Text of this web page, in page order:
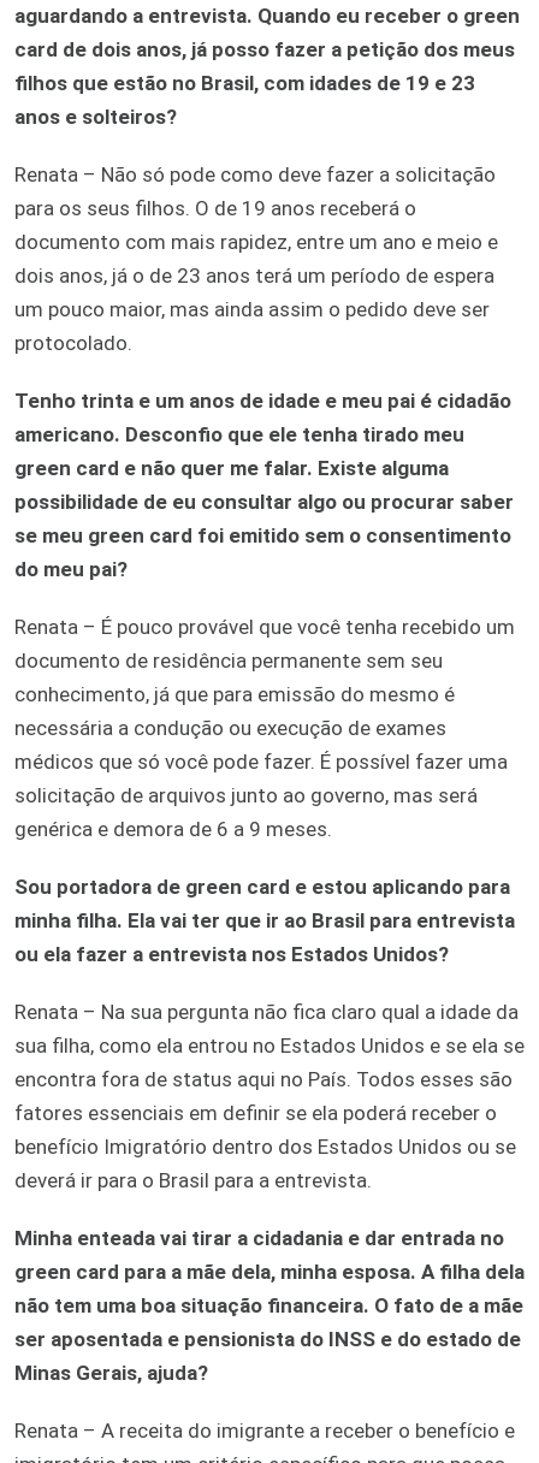
aguardando a entrevista. Quando eu receber o green
card de dois anos, já posso fazer a petição dos meus
filhos que estão no Brasil, com idades de 19 e 23
anos e solteiros?
Renata – Não só pode como deve fazer a solicitação
para os seus filhos. O de 19 anos receberá o
documento com mais rapidez, entre um ano e meio e
dois anos, já o de 23 anos terá um período de espera
um pouco maior, mas ainda assim o pedido deve ser
protocolado.
Tenho trinta e um anos de idade e meu pai é cidadão
americano. Desconfio que ele tenha tirado meu
green card e não quer me falar. Existe alguma
possibilidade de eu consultar algo ou procurar saber
se meu green card foi emitido sem o consentimento
do meu pai?
Renata – É pouco provável que você tenha recebido um
documento de residência permanente sem seu
conhecimento, já que para emissão do mesmo é
necessária a condução ou execução de exames
médicos que só você pode fazer. É possível fazer uma
solicitação de arquivos junto ao governo, mas será
genérica e demora de 6 a 9 meses.
Sou portadora de green card e estou aplicando para
minha filha. Ela vai ter que ir ao Brasil para entrevista
ou ela fazer a entrevista nos Estados Unidos?
Renata – Na sua pergunta não fica claro qual a idade da
sua filha, como ela entrou no Estados Unidos e se ela se
encontra fora de status aqui no País. Todos esses são
fatores essenciais em definir se ela poderá receber o
benefício Imigratório dentro dos Estados Unidos ou se
deverá ir para o Brasil para a entrevista.
Minha enteada vai tirar a cidadania e dar entrada no
green card para a mãe dela, minha esposa. A filha dela
não tem uma boa situação financeira. O fato de a mãe
ser aposentada e pensionista do INSS e do estado de
Minas Gerais, ajuda?
Renata – A receita do imigrante a receber o benefício e